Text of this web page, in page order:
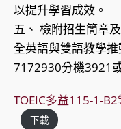
以提升學習成效。
五、 檢附招生簡章
全英語與雙語教學
7172930分機3921
TOEIC多益115-1-
下載